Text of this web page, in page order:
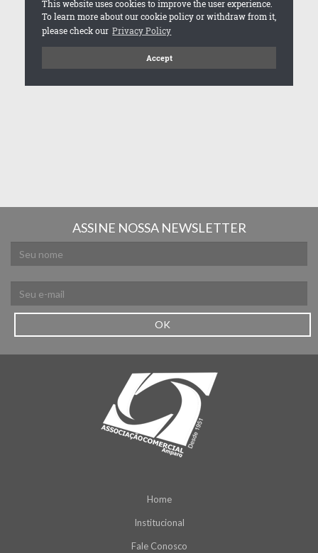
ASSINE NOSSA NEWSLETTER
OK
Home
Institucional
Fale Conosco